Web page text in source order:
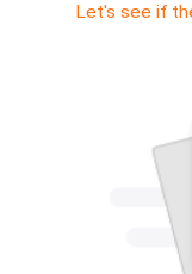
Let's see if